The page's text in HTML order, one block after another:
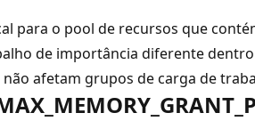
para o pool de recursos que
de importância diferente
afetam grupos de carga de